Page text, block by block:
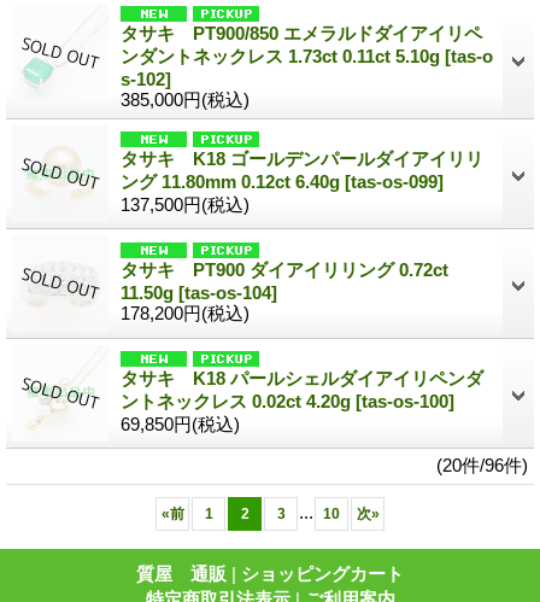
タサキ PT900/850 エメラルドダイアイリペ
ンダントネックレス 1.73ct 0.11ct 5.10g [tas-o
s-102]
385,000円(税込)
タサキ K18 ゴールデンパールダイアイリリ
ング 11.80mm 0.12ct 6.40g [tas-os-099]
137,500円(税込)
タサキ PT900 ダイアイリリング 0.72ct
11.50g [tas-os-104]
178,200円(税込)
タサキ K18 パールシェルダイアイリペンダ
ントネックレス 0.02ct 4.20g [tas-os-100]
69,850円(税込)
(20件/96件)
«前 1 2 3 ... 10 次»
質屋 通販 | ショッピングカート